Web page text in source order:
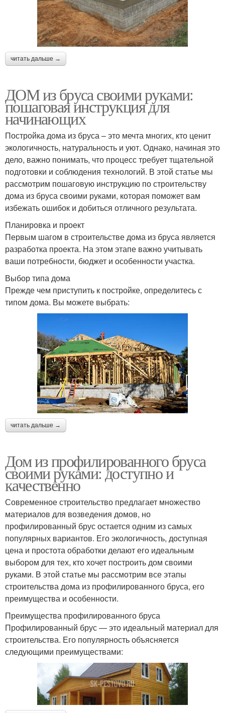
читать дальше →
ДОМ из бруса своими руками:
пошаговая инструкция для
начинающих
Постройка дома из бруса – это мечта многих, кто ценит
экологичность, натуральность и уют. Однако, начиная это
дело, важно понимать, что процесс требует тщательной
подготовки и соблюдения технологий. В этой статье мы
рассмотрим пошаговую инструкцию по строительству
дома из бруса своими руками, которая поможет вам
избежать ошибок и добиться отличного результата.
Планировка и проект
Первым шагом в строительстве дома из бруса является
разработка проекта. На этом этапе важно учитывать
ваши потребности, бюджет и особенности участка.
Выбор типа дома
Прежде чем приступить к постройке, определитесь с
типом дома. Вы можете выбрать:
читать дальше →
Дом из профилированного бруса
своими руками: доступно и
качественно
Современное строительство предлагает множество
материалов для возведения домов, но
профилированный брус остается одним из самых
популярных вариантов. Его экологичность, доступная
цена и простота обработки делают его идеальным
выбором для тех, кто хочет построить дом своими
руками. В этой статье мы рассмотрим все этапы
строительства дома из профилированного бруса, его
преимущества и особенности.
Преимущества профилированного бруса
Профилированный брус — это идеальный материал для
строительства. Его популярность объясняется
следующими преимуществами: